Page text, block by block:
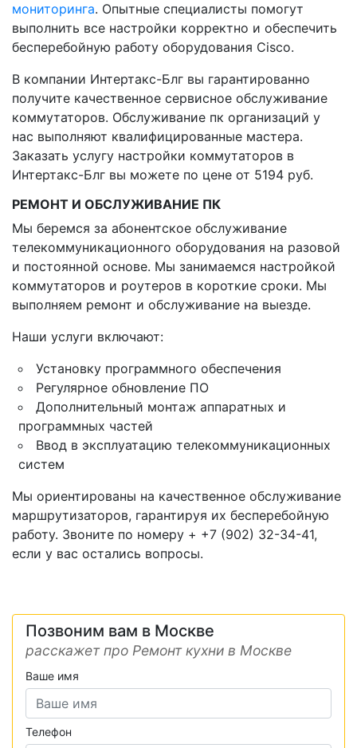
мониторинга. Опытные специалисты помогут
выполнить все настройки корректно и обеспечить
бесперебойную работу оборудования Cisco.
В компании Интертакс-Блг вы гарантированно
получите качественное сервисное обслуживание
коммутаторов. Обслуживание пк организаций у
нас выполняют квалифицированные мастера.
Заказать услугу настройки коммутаторов в
Интертакс-Блг вы можете по цене от 5194 руб.
РЕМОНТ И ОБСЛУЖИВАНИЕ ПК
Мы беремся за абонентское обслуживание
телекоммуникационного оборудования на разовой
и постоянной основе. Мы занимаемся настройкой
коммутаторов и роутеров в короткие сроки. Мы
выполняем ремонт и обслуживание на выезде.
Наши услуги включают:
Установку программного обеспечения
Регулярное обновление ПО
Дополнительный монтаж аппаратных и
программных частей
Ввод в эксплуатацию телекоммуникационных
систем
Мы ориентированы на качественное обслуживание
маршрутизаторов, гарантируя их бесперебойную
работу. Звоните по номеру + +7 (902) 32-34-41,
если у вас остались вопросы.
Позвоним вам в Москве
расскажет про Ремонт кухни в Москве
Ваше имя
Телефон